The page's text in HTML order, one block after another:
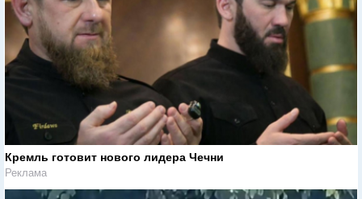
Кремль готовит нового лидера Чечни
Реклама